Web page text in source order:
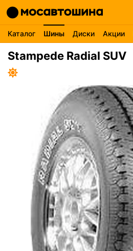
Каталог Шины Диски Акции
Stampede Radial SUV